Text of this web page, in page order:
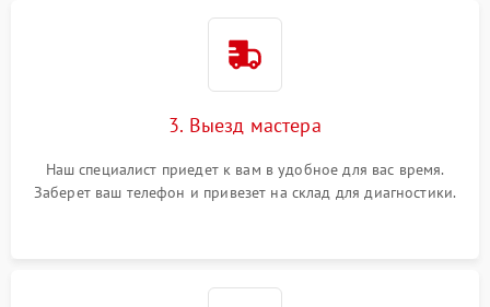
3. Выезд мастера
Наш специалист приедет к вам в удобное для вас время.
Заберет ваш телефон и привезет на склад для диагностики.